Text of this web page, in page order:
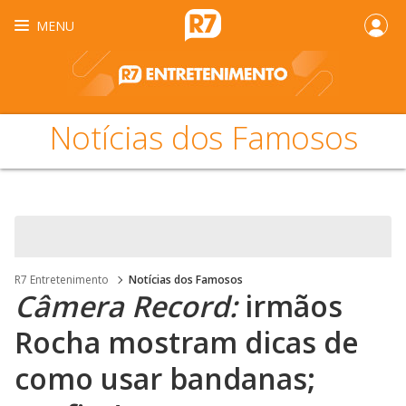
MENU
Notícias dos Famosos
R7 Entretenimento Notícias dos Famosos
Câmera Record:irmãos
Rocha mostram dicas de
como usar bandanas;